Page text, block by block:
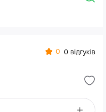
0 0 відгуків